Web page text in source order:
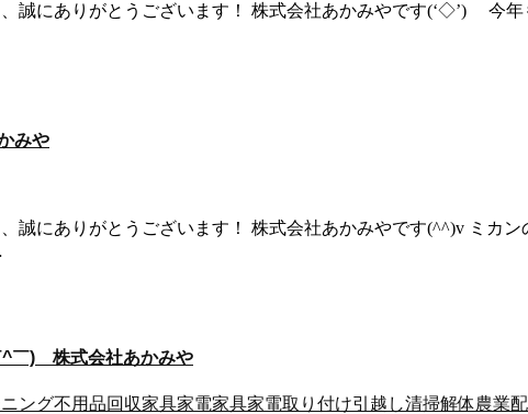
誠にありがとうございます！ 株式会社あかみやです(‘◇’)ゞ 今
みや
誠にありがとうございます！ 株式会社あかみやです(^^)v ミカ
￣)ゞ株式会社あかみや
ング不用品回収家具家電家具家電取り付け引越し清掃解体農業